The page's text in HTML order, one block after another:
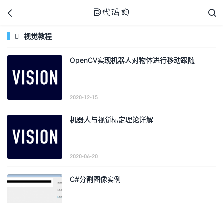

 
 视觉教程
OpenCV实现机器人对物体进行移动跟随
2020-12-15
机器人与视觉标定理论详解
2020-06-20
C#分割图像实例